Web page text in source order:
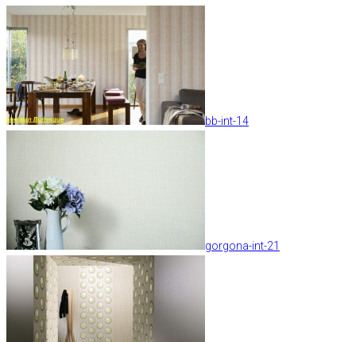
bb-int-14
gorgona-int-21